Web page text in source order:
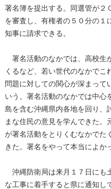
署名簿を提出する。同選管が２
を審査し、有権者の５０分の１
知事に請求できる。
署名活動のなかでは、高校生
くるなど、若い世代のなかで
問題に対しての関心が深まって
いう。署名活動のなかでは中心
島を含む沖縄県内各地を回り、
まな住民の意見を学んできた。
が署名活動をとりくむなかでた
きた。署名をやって本当によか
沖縄防衛局は来月１７日にも
な工事に着手すると県に通知し